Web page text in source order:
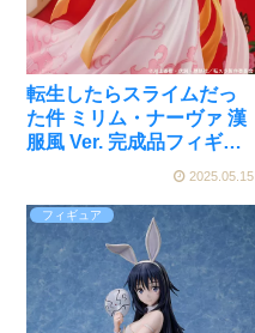
転生したらスライムだっ
た件 ミリム・ナーヴァ 漢
服風 Ver. 完成品フィギュ
ア[Oriental Forest]が予約
2025.05.15
フィギュア